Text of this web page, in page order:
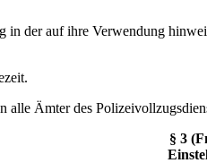
der auf ihre Verwendung
Ämter des
§ 3